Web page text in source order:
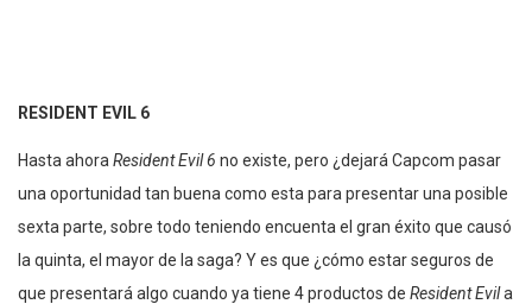
RESIDENT EVIL 6
Hasta ahora Resident Evil 6 no existe, pero ¿dejará Capcom pasar
una oportunidad tan buena como esta para presentar una posible
sexta parte, sobre todo teniendo encuenta el gran éxito que causó
la quinta, el mayor de la saga? Y es que ¿cómo estar seguros de
que presentará algo cuando ya tiene 4 productos de Resident Evila